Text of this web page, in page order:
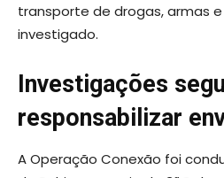
transporte de drogas, armas
investigado.
Investigações
responsabilizar
A Operação Conexão foi